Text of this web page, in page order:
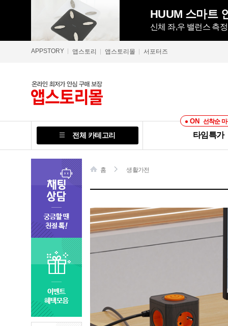
HUUM 스마트
신체 좌,우 밸런스 측
APPSTORY 앱스토리 앱스토리몰 서포터즈
전체 카테고리
ON 선착순
타임특가
홈 생활가전